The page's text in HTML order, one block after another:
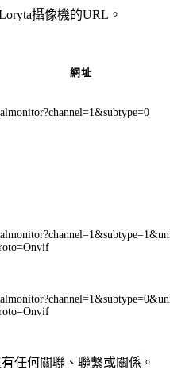
攝像機的URL。
網址
任何關聯、聯繫或關係。